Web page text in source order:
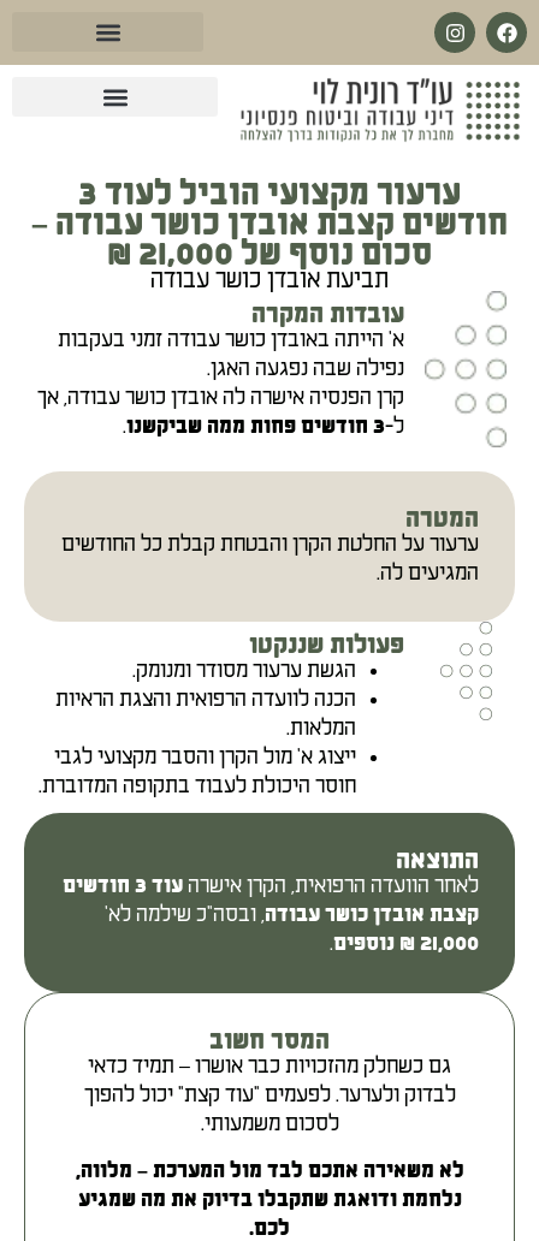
לתוכן
ערעור מקצועי הוביל לעוד 3
חודשים קצבת אובדן כושר עבודה –
סכום נוסף של 21,000 ₪
תביעת אובדן כושר עבודה
עובדות המקרה
א' הייתה באובדן כושר עבודה זמני בעקבות
נפילה שבה נפגעה האגן.
קרן הפנסיה אישרה לה אובדן כושר עבודה, אך
ל-3 חודשים פחות ממה שביקשנו .
המטרה
ערעור על החלטת הקרן והבטחת קבלת כל החודשים
המגיעים לה.
פעולות שננקטו
הגשת ערעור מסודר ומנומק.
הכנה לוועדה הרפואית והצגת הראיות
המלאות.
ייצוג א' מול הקרן והסבר מקצועי לגבי
חוסר היכולת לעבוד בתקופה המדוברת.
התוצאה
לאחר הוועדה הרפואית, הקרן אישרה
עוד 3 חודשים
קצבת אובדן כושר עבודה, ובסה"כ שילמה לא'
21,000 ₪ נוספים .
המסר חשוב
גם כשחלק מהזכויות כבר אושרו – תמיד כדאי
לבדוק ולערער. לפעמים "עוד קצת" יכול להפוך
לסכום משמעותי.
לא משאירה אתכם לבד מול המערכת – מלווה,
נלחמת ודואגת שתקבלו בדיוק את מה שמגיע
לכם.